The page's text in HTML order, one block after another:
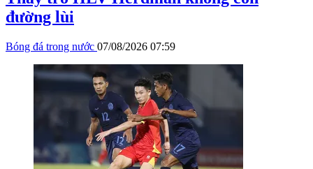
đường lùi
Bóng đá trong nước 07/08/2026 07:59